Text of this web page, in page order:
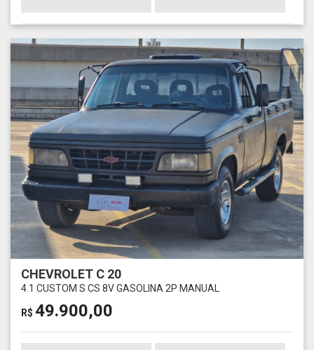
CHEVROLET C 20
4.1 CUSTOM S CS 8V GASOLINA 2P MANUAL
R$ 49.900,00